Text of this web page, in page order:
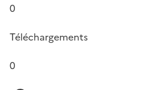
0
Téléchargements
0